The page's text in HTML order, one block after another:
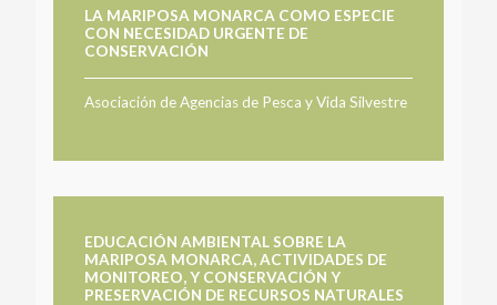
LA MARIPOSA MONARCA COMO ESPECIE
CON NECESIDAD URGENTE DE
CONSERVACIÓN
Asociación de Agencias de Pesca y Vida Silvestre
EDUCACIÓN AMBIENTAL SOBRE LA
MARIPOSA MONARCA, ACTIVIDADES DE
MONITOREO, Y CONSERVACIÓN Y
PRESERVACIÓN DE RECURSOS NATURALES